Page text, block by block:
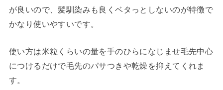
が良いので、髪馴染みも良くベタっとしないのが特徴で
かなり使いやすいです。
使い方は米粒くらいの量を手のひらになじませ毛先中心
につけるだけで毛先のパサつきや乾燥を抑えてくれま
す。